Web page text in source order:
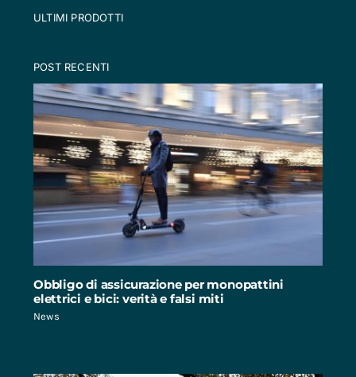
ULTIMI PRODOTTI
POST RECENTI
Obbligo di assicurazione per monopattini
elettrici e bici: verità e falsi miti
News